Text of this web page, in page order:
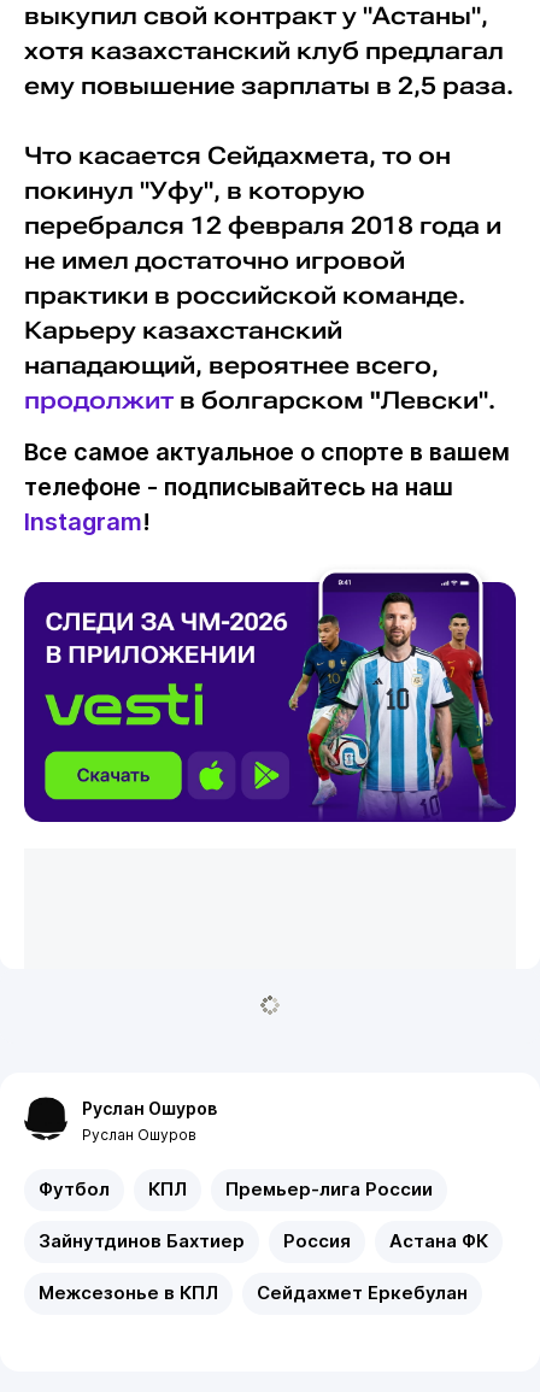
выкупил свой контракт у "Астаны",
хотя казахстанский клуб предлагал
ему повышение зарплаты в 2,5 раза.
Что касается Сейдахмета, то он
покинул "Уфу", в которую
перебрался 12 февраля 2018 года и
не имел достаточно игровой
практики в российской команде.
Карьеру казахстанский
нападающий, вероятнее всего,
продолжитв болгарском "Левски".
Все самое актуальное о спорте в вашем
телефоне - подписывайтесь на наш
Instagram!
Руслан Ошуров
Руслан Ошуров
Футбол КПЛ Премьер-лига России
Зайнутдинов Бахтиер Россия Астана ФК
Межсезонье в КПЛ Сейдахмет Еркебулан